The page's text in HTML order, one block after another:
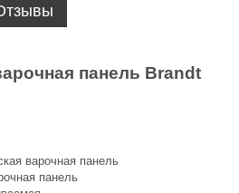
панель Brandt
варочная панель
панель